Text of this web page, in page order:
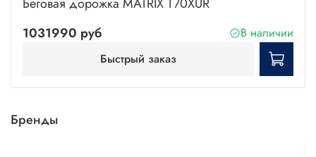
1031990 руб
В наличии
Быстрый заказ
Бренды